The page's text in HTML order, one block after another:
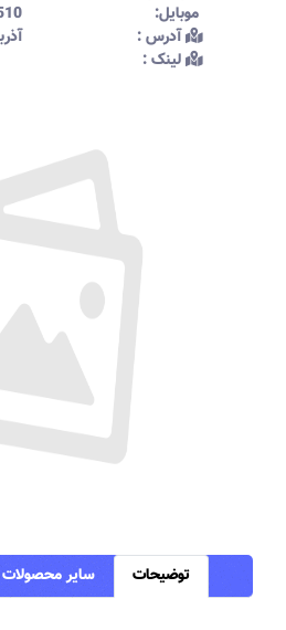
موبایل:‌
آدرس :‌
لینک :‌
توضیحات سایر محصولات